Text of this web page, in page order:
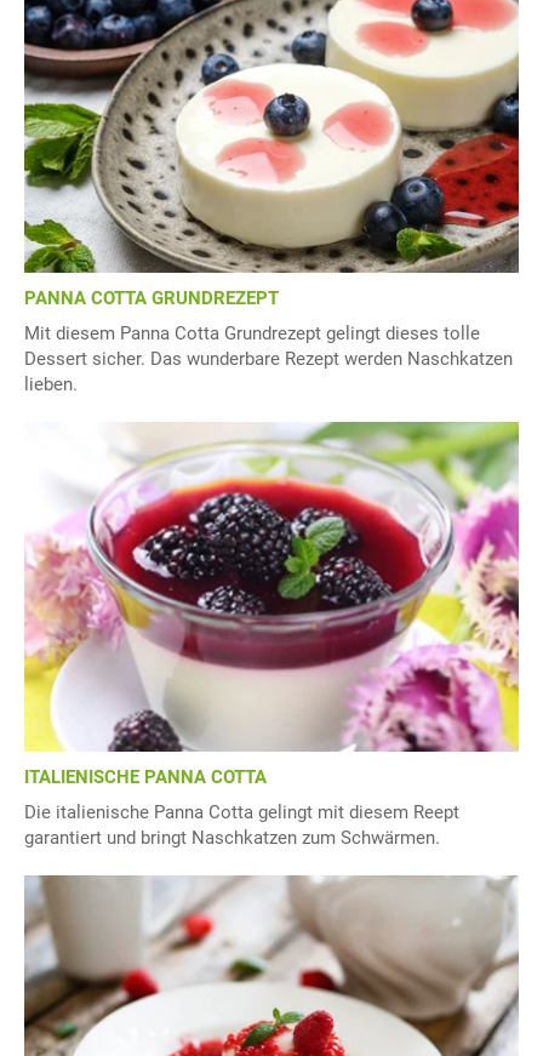
PANNA COTTA GRUNDREZEPT
Mit diesem Panna Cotta Grundrezept gelingt dieses tolle
Dessert sicher. Das wunderbare Rezept werden Naschkatzen
lieben.
ITALIENISCHE PANNA COTTA
Die italienische Panna Cotta gelingt mit diesem Reept
garantiert und bringt Naschkatzen zum Schwärmen.